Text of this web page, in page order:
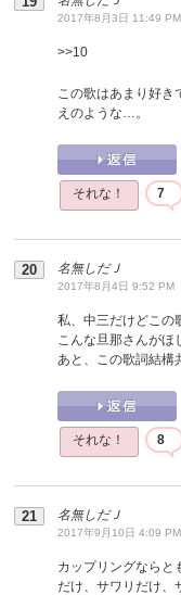
2017年8月3日 11:49 PM
>>10
この歌はあまり好き
えのような…。
それな！ 7
名無しだＪ
2017年8月4日 9:52 PM
私、中三だけどこの
こんな旦那さんがほ
あと、この歌詞結構
それな！ 8
名無しだＪ
2017年9月10日 4:09 PM
カップリングならと
だけ、サワリだけ、